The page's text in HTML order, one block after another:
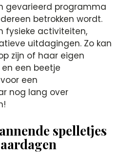
gevarieerd programma
betrokken wordt.​
fysieke activiteiten,
uitdagingen.​ Zo kan
zijn of haar eigen
een beetje
een
nog lang over
spelletjes